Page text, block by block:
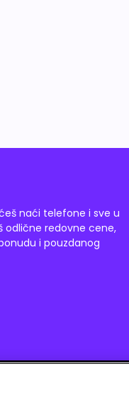
naći telefone i sve u
odlične redovne cene,
i pouzdanog